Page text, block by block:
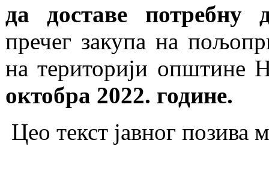
да доставе потребну
пречег закупа на
на територији
октобра 2022. године.
Цео текст јавног позива